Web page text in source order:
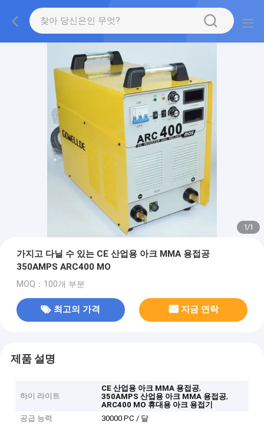
1/1
가지고 다닐 수 있는 CE 산업용 아크 MMA 용접공
350AMPS ARC400 MO
MOQ：100개 부분
최고의 가격 지금 연락
제품 설명
하이 라이트
CE 산업용 아크 MMA 용접공,
350AMPS 산업용 아크 MMA 용접공,
ARC400 MO 휴대용 아크 용접기
공급 능력
30000 PC / 달